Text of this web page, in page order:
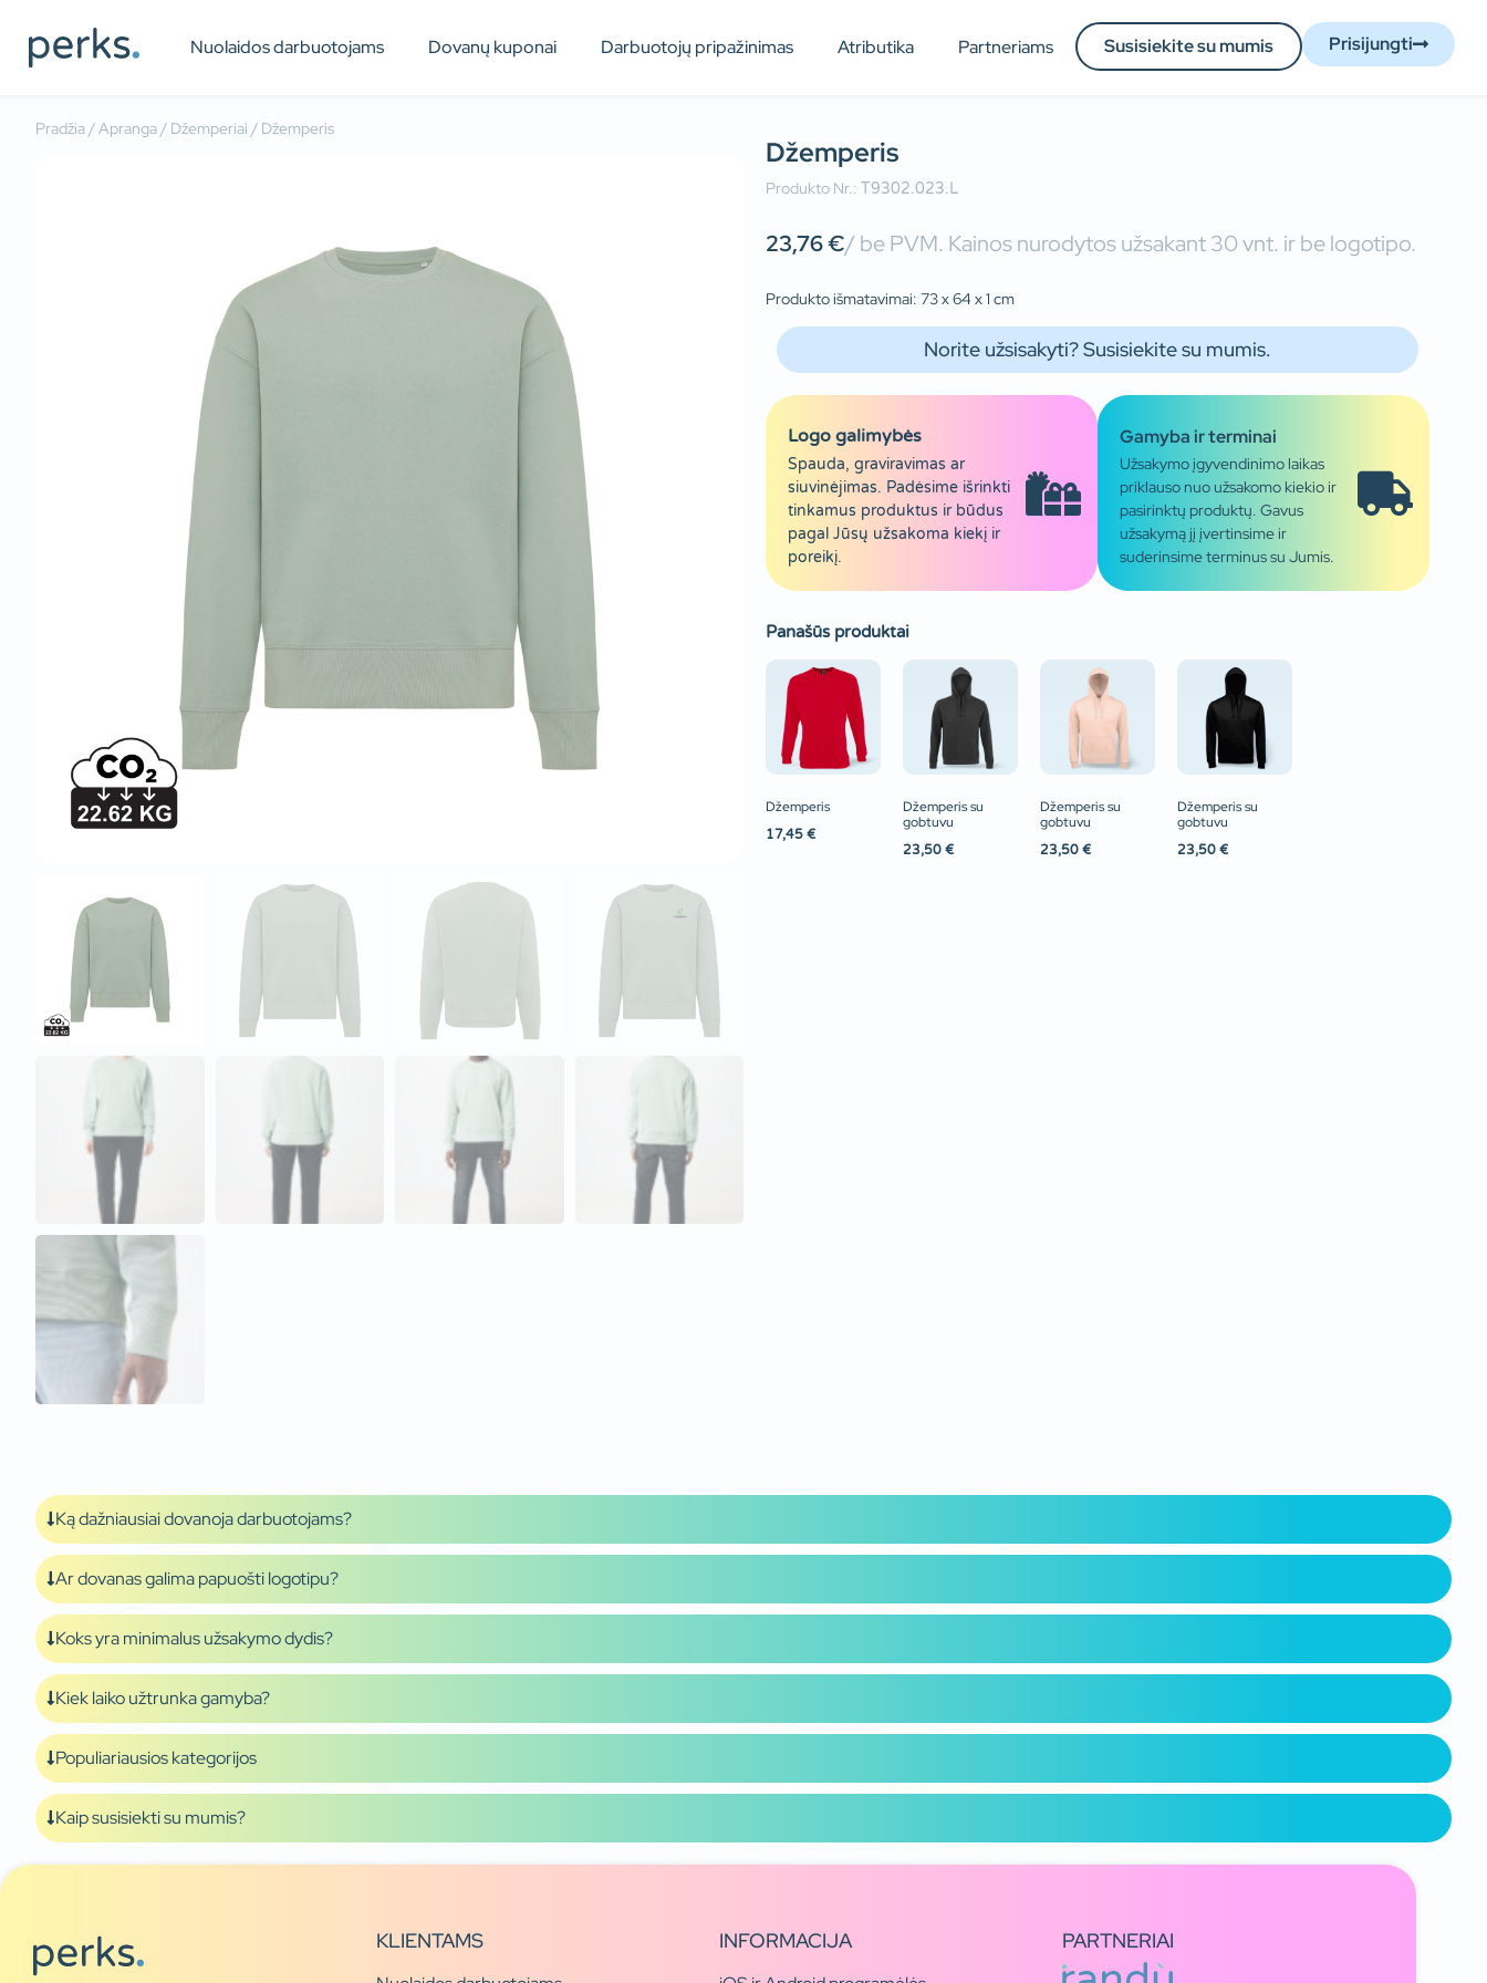
Nuolaidos darbuotojams Dovanų kuponai Darbuotojų pripažinimas Atributika Partneriams Susisiekite su mumis Prisijungti
Pradžia/Apranga/ Džemperiai / Džemperis
Džemperis
Produkto Nr.: T9302.023.L
23,76€/ be PVM. Kainos nurodytos užsakant 30 vnt. ir be logotipo.
Produkto išmatavimai: 73 x 64 x 1 cm
Norite užsisakyti? Susisiekite su mumis.
Logo galimybės
Spauda, graviravimas ar
siuvinėjimas. Padėsime išrinkti
tinkamus produktus ir būdus
pagal Jūsų užsakoma kiekį ir
poreikį.
Gamyba ir terminai
Užsakymo įgyvendinimo laikas
priklauso nuo užsakomo kiekio ir
pasirinktų produktų. Gavus
užsakymą jį įvertinsime ir
suderinsime terminus su Jumis.
Panašūs produktai
Džemperis
17,45 €
Džemperis su
gobtuvu
23,50 €
Džemperis su
gobtuvu
23,50 €
Džemperis su
gobtuvu
23,50 €
Ką dažniausiai dovanoja darbuotojams?
Ar dovanas galima papuošti logotipu?
Koks yra minimalus užsakymo dydis?
Kiek laiko užtrunka gamyba?
Populiariausios kategorijos
Kaip susisiekti su mumis?
KLIENTAMS INFORMACIJA PARTNERIAI